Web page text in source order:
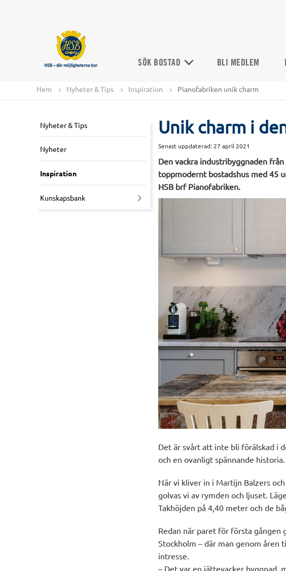
SÖK BOSTAD BLI MEDLEM
Hem Nyheter & Tips Inspiration Pianofabriken unik charm
Nyheter & Tips
Nyheter
Inspiration
Kunskapsbank
Unik charm i
Senast uppdaterad: 27 april 2021
Den vackra industribyggnaden
toppmodernt bostadshus med 45
HSB brf Pianofabriken.
Det är svårt att inte bli förälskad i d
och en ovanligt spännande historia.
När vi kliver in i Martijn Balzers
golvas vi av rymden och ljuset.
Takhöjden på 4,40 meter och de
Redan när paret för första gången
Stockholm – där man genom åren
intresse.
– Det var en jättevacker byggnad,